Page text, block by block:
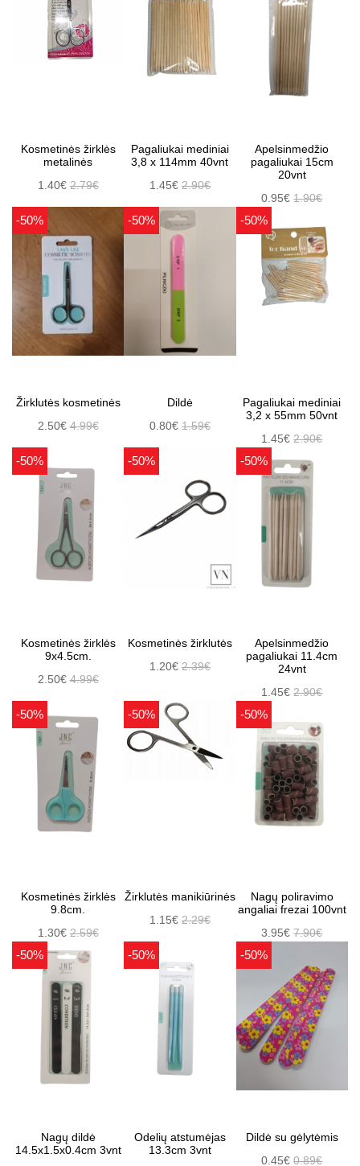
Kosmetinės žirklės
metalinės
1.40€2.79€
Pagaliukai mediniai
3,8 x 114mm 40vnt
1.45€ 2.90€
Apelsinmedžio
pagaliukai 15cm
20vnt
0.95€1.90€
-50%
Žirklutės kosmetinės
2.50€4.99€
-50%
Dildė
0.80€ 1.59€
-50%
Pagaliukai mediniai
3,2 x 55mm 50vnt
1.45€2.90€
-50%
Kosmetinės žirklės
9x4.5cm.
2.50€4.99€
-50%
Kosmetinės žirklutės
1.20€ 2.39€
-50%
Apelsinmedžio
pagaliukai 11.4cm
24vnt
1.45€2.90€
-50%
Kosmetinės žirklės
9.8cm.
1.30€2.59€
-50%
Žirklutės manikiūrinės
1.15€ 2.29€
-50%
Nagų poliravimo
angaliai frezai 100vnt
3.95€7.90€
-50%
Nagų dildė
14.5x1.5x0.4cm 3vnt
-50%
Odelių atstumėjas
13.3cm 3vnt
-50%
Dildė su gėlytėmis
0.45€0.89€